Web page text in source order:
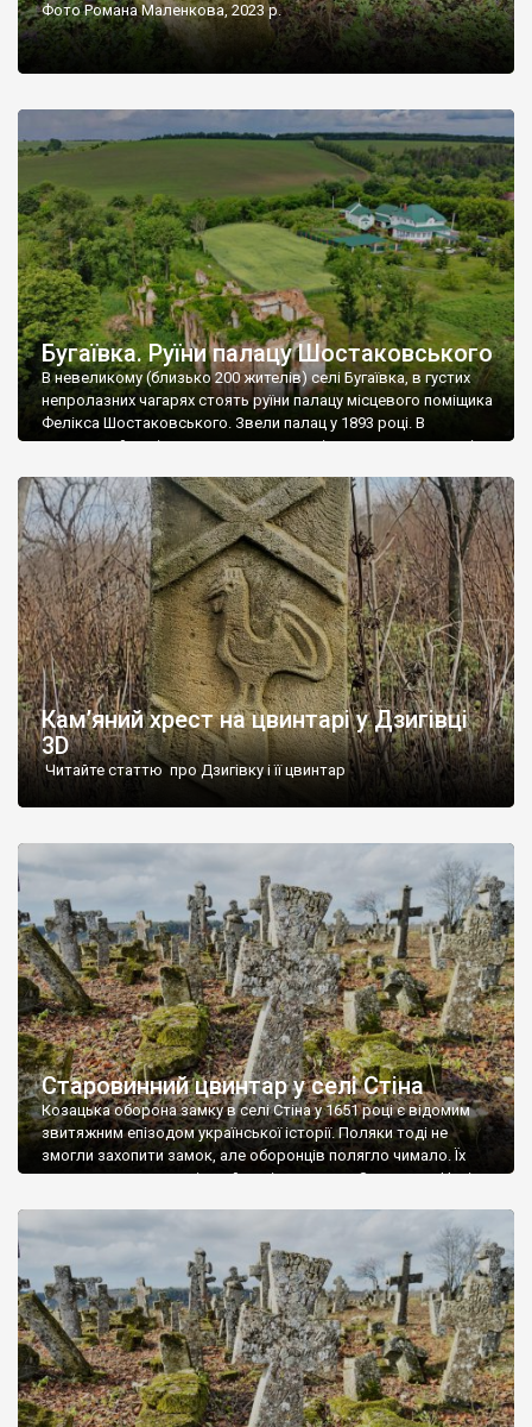
Фото Романа Маленкова, 2023 р.
Бугаївка. Руїни палацу Шостаковського
В невеликому (близько 200 жителів) селі Бугаївка, в густих
непролазних чагарях стоять руїни палацу місцевого поміщика
Фелікса Шостаковського. Звели палац у 1893 році. В
радянський період у ньому спочатку містилася школа, потім
століття тут розмістили туберкульозну лікарню. Коли із
палацу виїхала лікарня – ми точно не […]
Кам’яний хрест на цвинтарі у Дзигівці
3D
Читайте статтю про Дзигівку і її цвинтар
Старовинний цвинтар у селі Стіна
Козацька оборона замку в селі Стіна у 1651 році є відомим
звитяжним епізодом української історії. Поляки тоді не
змогли захопити замок, але оборонців полягло чимало. Їх
поховали на цвинтарі, який тоді називався Замковим. Нині на
ньому чимало хрестів 19 століття, є такі, де епітафії стер […]